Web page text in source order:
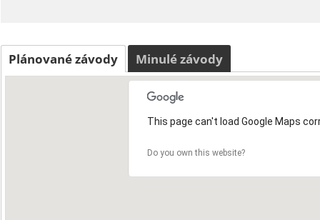
Plánované závody Minulé závody
This page can't load Google Maps
Do you own this website?